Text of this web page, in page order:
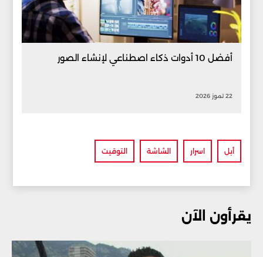
أفضل 10 أدوات ذكاء اصطناعي لإنشاء الصور
22 تموز 2026
أبل اسرار الشاشة التوقيت
يقرأون الآن